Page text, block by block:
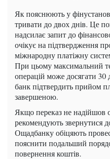
Як пояснюють у
тривати до двох днів. Це
надсилає запит до
очікує на підтвердження
міжнародну платіжну
При цьому максимальний
операцій може досягати 30
банк підтвердить прийом
завершеною.
Якщо переказ не надійшов
рекомендують звернутися
Ощадбанку обіцяють
пояснити подальший
повернення коштів.